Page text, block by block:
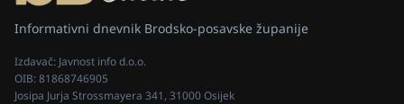
Informativni dnevnik Brodsko-posavske županije
Izdavač: Javnost info d.o.o.
OIB:81868746905
Josipa Jurja Strossmayera 341, 31000 Osijek